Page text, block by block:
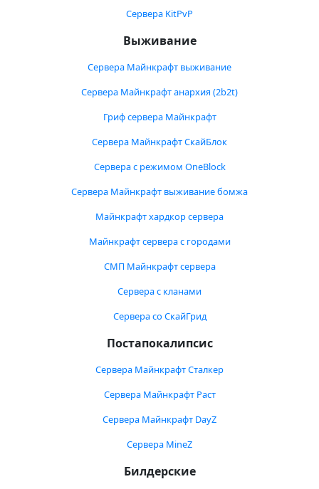
Сервера KitPvP
Выживание
Сервера Майнкрафт выживание
Сервера Майнкрафт анархия (2b2t)
Гриф сервера Майнкрафт
Сервера Майнкрафт СкайБлок
Сервера с режимом OneBlock
Сервера Майнкрафт выживание бомжа
Майнкрафт хардкор сервера
Майнкрафт сервера с городами
СМП Майнкрафт сервера
Сервера с кланами
Сервера со СкайГрид
Постапокалипсис
Сервера Майнкрафт Сталкер
Сервера Майнкрафт Раст
Сервера Майнкрафт DayZ
Сервера MineZ
Билдерские